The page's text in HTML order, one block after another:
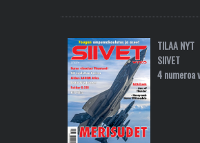
TILAA NYT
SIIVET
4 numeroa